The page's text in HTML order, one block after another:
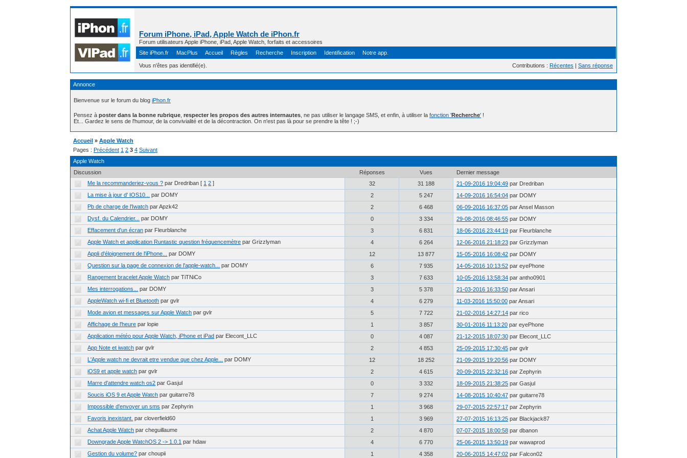
Forum iPhone, iPad, Apple Watch de iPhon.fr
Forum utilisateurs Apple iPhone, iPad, Apple Watch, forfaits et accessoires
Site iPhon.fr
MacPlus Accueil Règles Recherche Inscription Identification Notre app.
Vous n'êtes pas identifié(e). Contributions : Récentes | Sans réponse
Annonce
Bienvenue sur le forum du blog iPhon.fr
Pensez à poster dans la bonne rubrique respecter les propos des autres internautes , ne pas utiliser le langage SMS, et enfin, à utiliser la fonction 'Recherche' !
Et... Gardez le sens de l'humour, de la convivialité et de la décontraction. On n'est pas là pour se prendre la tête ! ;-)
Accueil » Apple Watch
Pages : Précédent 1 2 3 4 Suivant
Apple Watch
Discussion
Réponses Vues
Dernier message
Me la recommanderiez-vous ? par Dredriban [ 1 2 ] 32 31 188 21-09-2016 19:04:49 par Dredriban
La mise à jour d' IOS10...
par DOMY 2 5 247 14-09-2016 16:54:04 par DOMY
Pb de charge de l'Iwatch par Apzk42 2 6 468 06-09-2016 16:37:05 par Ansel Masson
Dysf. du Calendrier...
par DOMY 0 3 334 29-08-2016 08:46:55 par DOMY
Effacement d'un écran par Fleurblanche 3 6 831 18-06-2016 23:44:19 par Fleurblanche
Apple Watch et application Runtastic question fréquencemètre par Grizzlyman 4 6 264 12-06-2016 21:18:23 par Grizzlyman
Appli d'éloignement de l'iPhone...
par DOMY 12 13 877 15-05-2016 16:08:42 par DOMY
Question sur la page de connexion de l'apple-watch...
par DOMY 6 7 935 14-05-2016 10:13:52 par eyePhone
Rangement bracelet Apple Watch par TiTNiCo 3 7 633 10-05-2016 13:58:34 par antho0901
Mes interrogations...
par DOMY 3 5 378 21-03-2016 16:33:50 par Ansari
AppleWatch wi-fi et Bluetooth par gvlr 4 6 279 11-03-2016 15:50:00 par Ansari
Mode avion et messages sur Apple Watch par gvlr 5 7 722 21-02-2016 14:27:14 par rico
Affichage de l'heure par lopie 1 3 857 30-01-2016 11:13:20 par eyePhone
Application météo pour Apple Watch, iPhone et iPad par Elecont_LLC 0 4 087 21-12-2015 18:07:30 par Elecont_LLC
App Note et iwatch par gvlr 2 4 853 25-09-2015 17:30:45 par gvlr
L'Apple watch ne devrait etre vendue que chez Apple...
par DOMY 12 18 252 21-09-2015 19:20:56 par DOMY
iOS9 et apple watch par gvlr 2 4 615 20-09-2015 22:32:16 par Zephyrin
Marre d'attendre watch os2 par Gasjul 0 3 332 18-09-2015 21:38:25 par Gasjul
Soucis iOS 9 et Apple Watch par guitarre78 7 9 274 14-08-2015 10:40:47 par guitarre78
Impossible d'envoyer un sms par Zephyrin 1 3 968 29-07-2015 22:57:17 par Zephyrin
Favoris inexistant. par cloverfield60 1 3 969 27-07-2015 16:13:25 par Blackjack87
Achat Apple Watch par cheguillaume 2 4 870 07-07-2015 18:00:58 par dbanon
Downgrade Apple WatchOS 2 -> 1.0.1 par hdaw 4 6 770 25-06-2015 13:50:19 par wawaprod
Gestion du volume? par choupii 1 4 358 20-06-2015 14:47:02 par Falcon02